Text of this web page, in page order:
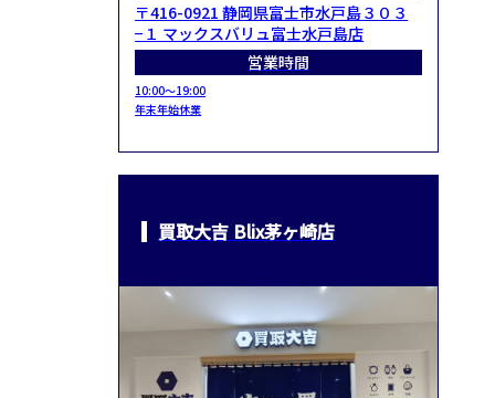
〒416-0921 静岡県富士市水戸島３０３
−１ マックスバリュ富士水戸島店
営業時間
10:00～19:00
年末年始休業
買取大吉 Blix茅ヶ崎店